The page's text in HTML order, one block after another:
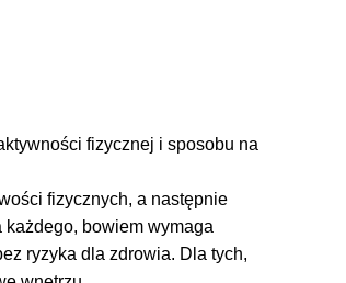
fizycznej i sposobu na
fizycznych, a następnie
bowiem wymaga
ryzyka dla zdrowia. Dla tych,